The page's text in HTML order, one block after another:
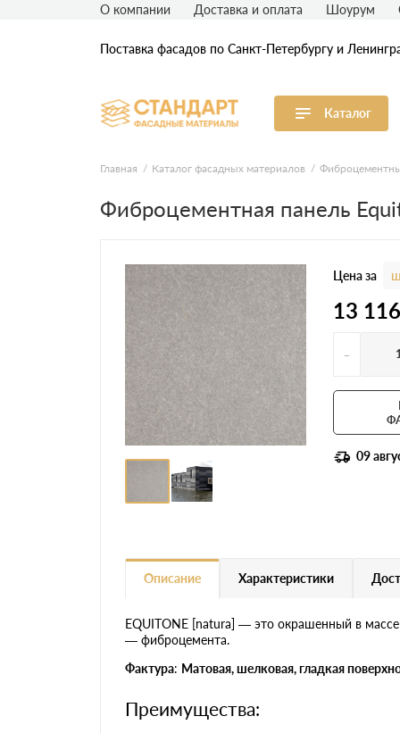
Поставка фасадов по Санкт-Петербургу и
Каталог
Виниловый сайдинг
Акриловый сайдинг
Фасадная штукатурка
О компании Доставка и оплата Шоурум
Главная Каталог фасадных материалов
Фиброцементная панель
Цена за
13
-
09
Описание Характеристики
EQUITONE [natura] — это окрашенный в
— фиброцемента.
Фактура: Матовая, шелковая, гладкая
Преимущества: